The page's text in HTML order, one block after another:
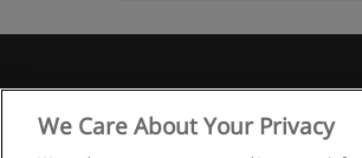
We Care About Your Privacy